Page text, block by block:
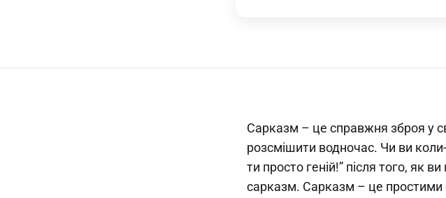
Сарказм – це справжня зброя у
розсмішити водночас. Чи ви
ти просто геній!” після того, як
сарказм. Сарказм – це простими